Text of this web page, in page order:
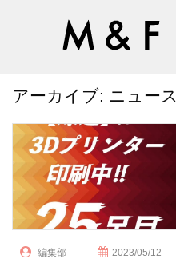
アーカイブ: ニュース
編集部 2023/05/12